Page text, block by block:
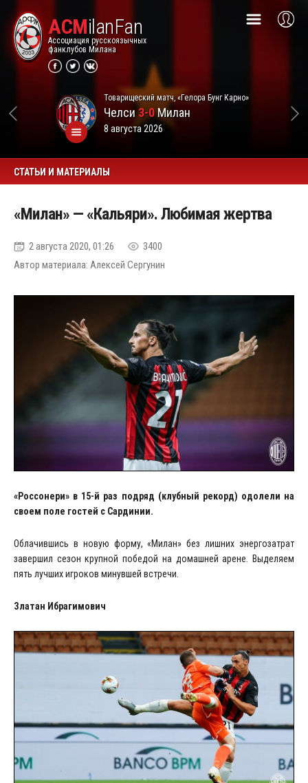
ACMilanFan
Ассоциация русскоязычных
фанклубов Милана
Товарищеский матч, «Гелора Бунг Карно»
Челси3-0Милан
8 августа 2026
СТАТЬИ И МАТЕРИАЛЫ
«Милан» — «Кальяри». Любимая жертва
2 августа 2020, 01:26
3400
Автор материала: Алексей Сергунин
«Россонери» в 15-й раз подряд (клубный рекорд) одолели на
своем поле гостей с Сардинии.
Облачившись в новую форму, «Милан» без лишних энергозатрат
завершил сезон крупной победой на домашней арене. Выделяем
пять лучших игроков минувшей встречи.
Златан Ибрагимович